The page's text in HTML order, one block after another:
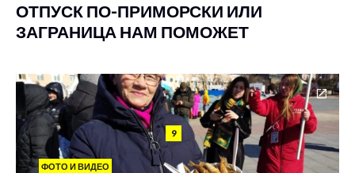
ОТПУСК ПО-ПРИМОРСКИ ИЛИ
ЗАГРАНИЦА НАМ ПОМОЖЕТ
9
ФОТО И ВИДЕО